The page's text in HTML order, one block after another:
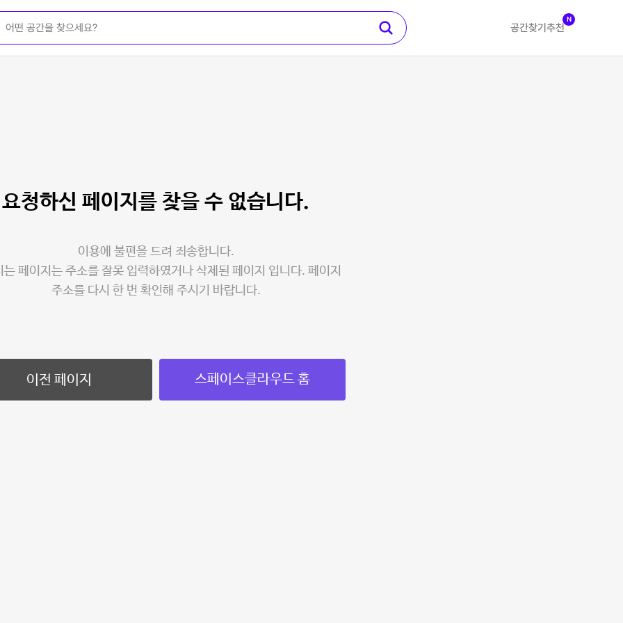
공간찾기 추천
N
요청하신 페이지를 찾을 수 없습니다.
이용에 불편을 드려 죄송합니다.
는 페이지는 주소를 잘못 입력하였거나 삭제된 페이지 입니다. 페이지
주소를 다시 한 번 확인해 주시기 바랍니다.
이전 페이지 스페이스클라우드 홈